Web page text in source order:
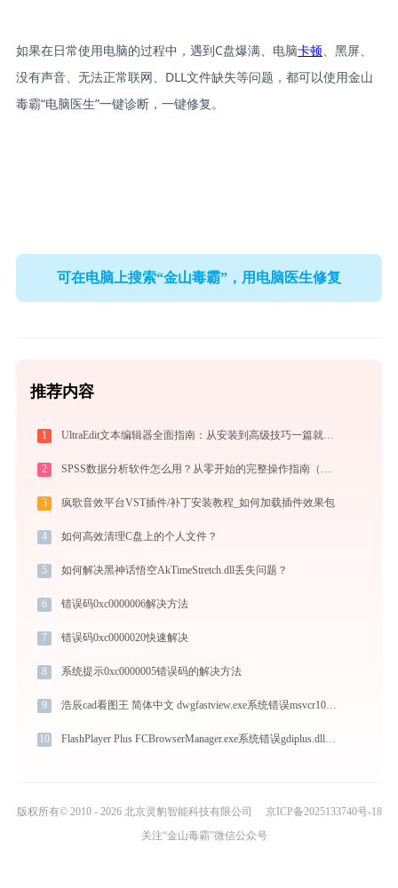
如果在日常使用电脑的过程中，遇到C盘爆满、电脑卡顿、黑屏、
没有声音、无法正常联网、DLL文件缺失等问题，都可以使用金山
毒霸“电脑医生”一键诊断，一键修复。
可在电脑上搜索“金山毒霸”，用电脑医生修复
推荐内容
1 UltraEdit文本编辑器全面指南：从安装到高级技巧一篇就够（附快捷键大全）
2 SPSS数据分析软件怎么用？从零开始的完整操作指南（附实战案例）
3 疯歌音效平台VST插件/补丁安装教程_如何加载插件效果包
4 如何高效清理C盘上的个人文件？
5 如何解决黑神话悟空AkTimeStretch.dll丢失问题？
6 错误码0xc0000006解决方法
7 错误码0xc0000020快速解决
8 系统提示0xc0000005错误码的解决方法
9 浩辰cad看图王 简体中文 dwgfastview.exe系统错误msvcr100.dll丢失如何解决
10 FlashPlayer Plus FCBrowserManager.exe系统错误gdiplus.dll丢失如何解决
版权所有© 2010 - 2026 北京灵豹智能科技有限公司
京ICP备2025133740号-18
关注“金山毒霸”微信公众号